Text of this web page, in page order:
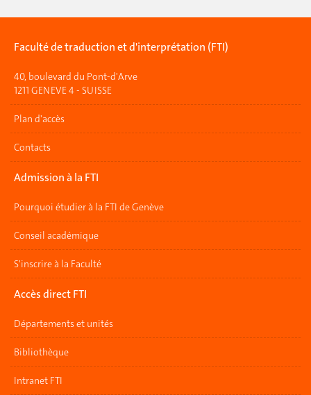
Faculté de traduction et d'interprétation (FTI)
40, boulevard du Pont-d'Arve
1211 GENEVE 4 - SUISSE
Plan d'accès
Contacts
Admission à la FTI
Pourquoi étudier à la FTI de Genève
Conseil académique
S'inscrire à la Faculté
Accès direct FTI
Départements et unités
Bibliothèque
Intranet FTI